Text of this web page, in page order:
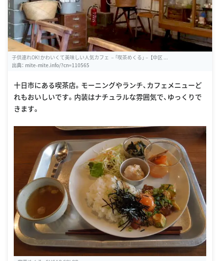
子供連れOK！かわいくて美味しい人気カフェ －「喫茶めくる」－ 【中区 ...
出典： mite-mite.info/?cn=110565
十日市にある喫茶店。モーニングやランチ、カフェメニューど
れもおいしいです。内装はナチュラルな雰囲気で、ゆっくりで
きます。